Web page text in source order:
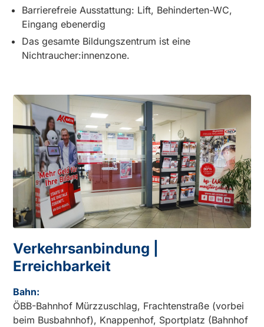
Barrierefreie Ausstattung: Lift, Behinderten-WC,
Eingang ebenerdig
Das gesamte Bildungszentrum ist eine
Nichtraucher:innenzone.
Verkehrsanbindung |
Erreichbarkeit
Bahn:
ÖBB-Bahnhof Mürzzuschlag, Frachtenstraße (vorbei
beim Busbahnhof), Knappenhof, Sportplatz (Bahnhof